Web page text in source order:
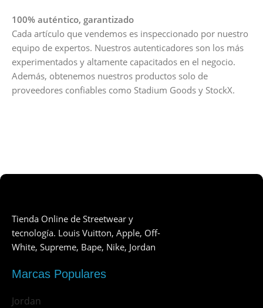
100% auténtico, garantizado
Cada artículo que vendemos es inspeccionado por nuestro
equipo de expertos. Nuestros autenticadores son los más
experimentados y altamente capacitados en el negocio.
Además, obtenemos nuestros productos solo de
proveedores confiables como Stadium Goods y StockX.
Tienda Online de Streetwear y
tecnología. Louis Vuitton, Apple, Off-
White, Supreme, Bape, Nike, Jordan
Marcas Populares
Jordan